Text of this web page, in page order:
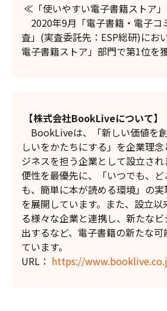
≪「使いやすい電子書籍ストア
2020年9月「電子書籍・電子コ
査」(実査委託先：ESP総研)にお
電子書籍ストア」部門で第1位を
【株式会社BookLiveについて】
BookLiveは、「新しい価値を
しいをかたちにする」を企業理
ジネスを担う企業として設立さ
便性を最優先に、「いつでも、
も、簡単に本が読める環境」の
を展開しています。また、設立
る様々な企業と連携し、新たな
出するなど、電子書籍の新たな
ています。
URL： https://